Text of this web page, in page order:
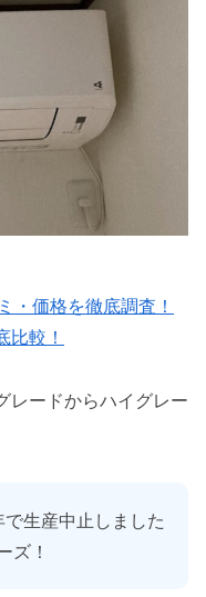
・価格を徹底調査！
比較！
レードからハイグレー
生産中止しました
ズ！